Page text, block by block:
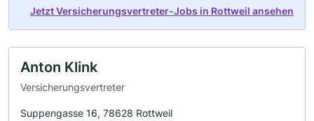
Jetzt Versicherungsvertreter-Jobs in Rottweil ansehen
Anton Klink
Versicherungsvertreter
Suppengasse 16, 78628 Rottweil